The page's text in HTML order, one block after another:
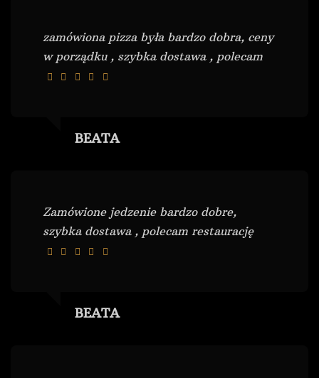
zamówiona pizza była bardzo dobra, ceny
w porządku , szybka dostawa , polecam
BEATA
Zamówione jedzenie bardzo dobre,
szybka dostawa , polecam restaurację
BEATA